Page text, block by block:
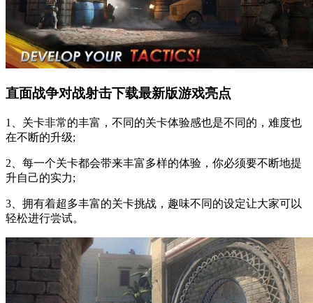
直面战争对战射击下载最新版游戏亮点
1、关卡非常的丰富，不同的关卡体验感也是不同的，难度也
在不断的升级;
2、每一个关卡都会带来丰富多样的体验，你必须要不断地提
升自己的实力;
3、拥有着超多丰富的关卡挑战，趣味不同的设定让大家可以
轻松进行尝试。